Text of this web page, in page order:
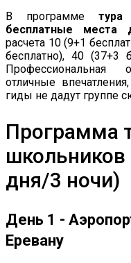
В программе
бесплатные места
расчета 10 (9+1
бесплатно), 40 (37+3
Профессиональная
отличные
гиды не дадут группе
Программа
дня/3 ночи)
День 1 -
Еревану